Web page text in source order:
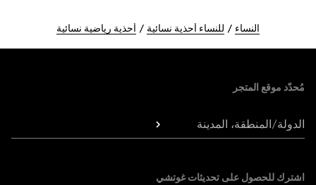
النساء للنساء أحذية نسائية أحذية رياضية نسائية
مُحدّد موقع المتجر
الدولة/المنطقة، المدينة
اشترك للحصول على تحديثات غوتشي